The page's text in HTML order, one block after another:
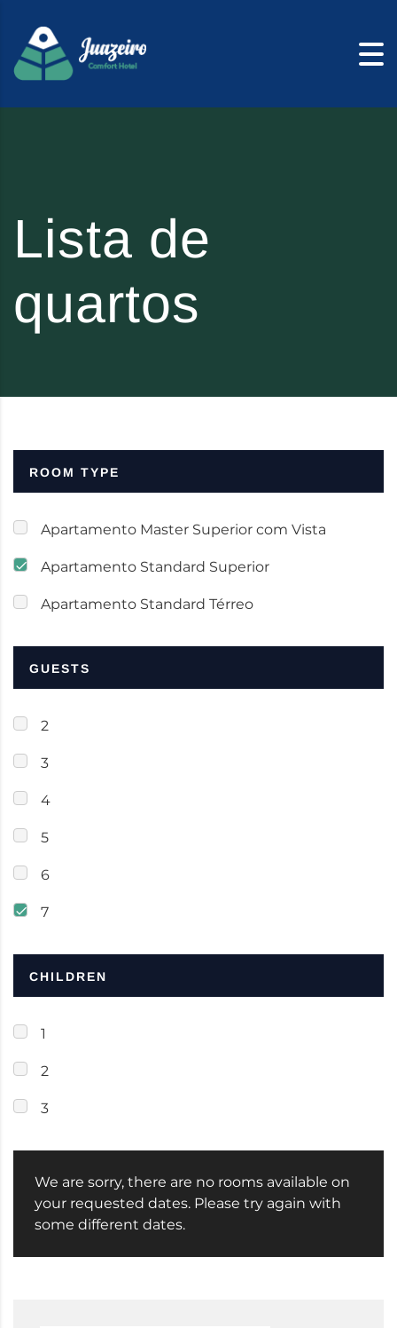
Lista de
quartos
ROOM TYPE
Apartamento Master Superior com Vista
Apartamento Standard Superior
Apartamento Standard Térreo
GUESTS
2
3
4
5
6
7
CHILDREN
1
2
3
We are sorry, there are no rooms available on
your requested dates. Please try again with
some different dates.